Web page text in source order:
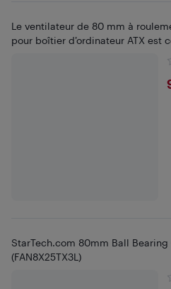
Le ventilateur de 80 mm à
pour boîtier d’ordinateur ATX est
StarTech.com 80mm Ball
(FAN8X25TX3L)